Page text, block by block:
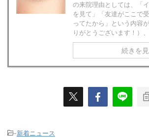
の来院理由としては、「
を見て」「友達がここで
ってたから」という内容
りがとうございます！）
続きを
-新着ニュース